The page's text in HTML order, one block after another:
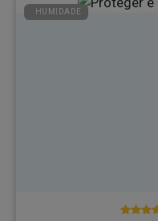
HUMIDADE